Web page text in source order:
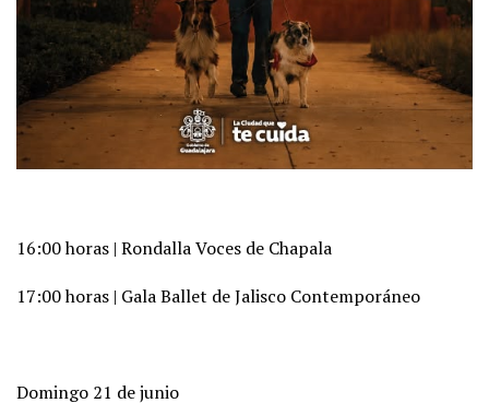
16:00 horas | Rondalla Voces de Chapala
17:00 horas | Gala Ballet de Jalisco Contemporáneo
Domingo 21 de junio